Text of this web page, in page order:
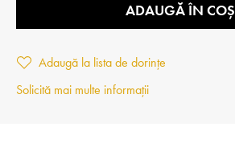
ADAUGĂ ÎN COȘ
Adaugă la lista de dorințe
Solicită mai multe informații